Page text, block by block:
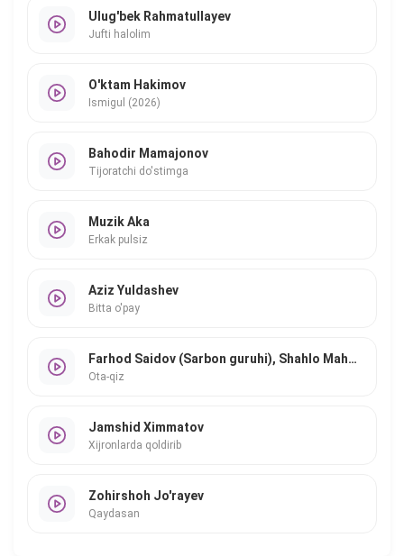
Ulug'bek Rahmatullayev
Jufti halolim
O'ktam Hakimov
Ismigul (2026)
Bahodir Mamajonov
Tijoratchi do'stimga
Muzik Aka
Erkak pulsiz
Aziz Yuldashev
Bitta o'pay
Farhod Saidov (Sarbon guruhi), Shahlo Mahmudova
Ota-qiz
Jamshid Ximmatov
Xijronlarda qoldirib
Zohirshoh Jo'rayev
Qaydasan